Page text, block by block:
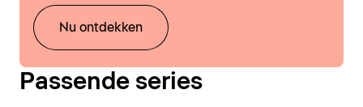
Nu ontdekken
Passende series